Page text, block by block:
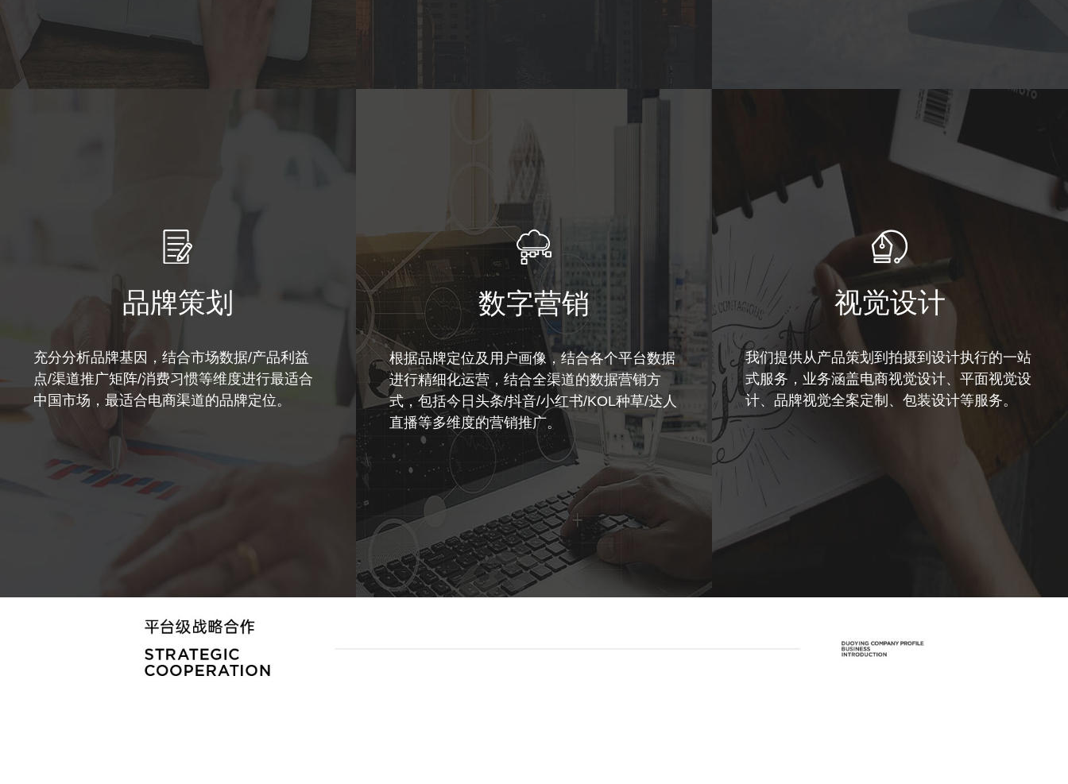
品牌策划
充分分析品牌基因，结合市场数据/产品利益
点/渠道推广矩阵/消费习惯等维度进行最适合
中国市场，最适合电商渠道的品牌定位。
数字营销
根据品牌定位及用户画像，结合各个平台数据
进行精细化运营，结合全渠道的数据营销方
式，包括今日头条/抖音/小红书/KOL种草/达人
直播等多维度的营销推广。
视觉设计
我们提供从产品策划到拍摄到设计执行的一站
式服务，业务涵盖电商视觉设计、平面视觉设
计、品牌视觉全案定制、包装设计等服务。